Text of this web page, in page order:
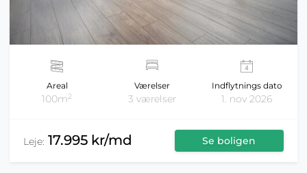
Areal
100m2
Værelser
3 værelser
Indflytnings dato
1. nov 2026
Leje: 17.995 kr/md Se boligen